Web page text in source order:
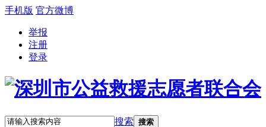
手机版 官方微博
举报
注册
登录
搜索 搜索